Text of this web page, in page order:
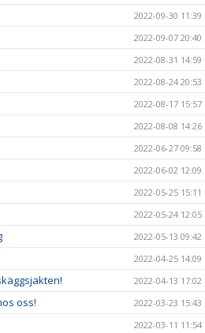
2022-09-30 11:39
2022-09-07 20:40
2022-08-31 14:59
2022-08-24 20:53
2022-08-17 15:57
2022-08-08 14:26
2022-06-27 09:58
2022-06-02 12:09
2022-05-25 15:11
2022-05-24 12:05
2022-05-13 09:42
2022-04-25 14:09
2022-04-13 17:02
oss! 2022-03-23 15:43
2022-03-11 11:54